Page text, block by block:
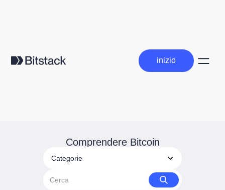
inizio
inizio
Comprendere Bitcoin
Categorie